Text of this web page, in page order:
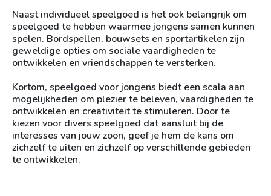
Naast individueel speelgoed is het ook belangrijk om
speelgoed te hebben waarmee jongens samen kunnen
spelen. Bordspellen, bouwsets en sportartikelen zijn
geweldige opties om sociale vaardigheden te
ontwikkelen en vriendschappen te versterken.
Kortom, speelgoed voor jongens biedt een scala aan
mogelijkheden om plezier te beleven, vaardigheden te
ontwikkelen en creativiteit te stimuleren. Door te
kiezen voor divers speelgoed dat aansluit bij de
interesses van jouw zoon, geef je hem de kans om
zichzelf te uiten en zichzelf op verschillende gebieden
te ontwikkelen.